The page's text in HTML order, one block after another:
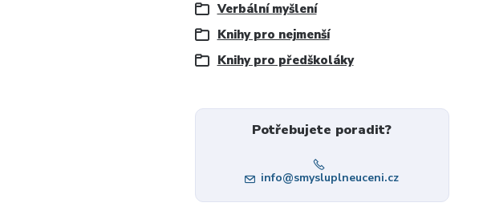
Verbální myšlení
Knihy pro nejmenší
Knihy pro předškoláky
Potřebujete poradit?
info@smysluplneuceni.cz